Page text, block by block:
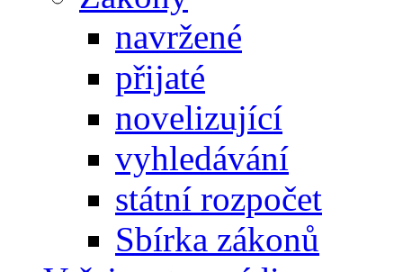
navržené
přijaté
novelizující
vyhledávání
státní rozpočet
Sbírka zákonů